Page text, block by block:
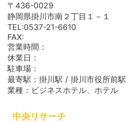
〒436-0029
静岡県掛川市南２丁目１－１
TEL:0537-21-6610
FAX:
営業時間：
休業日：
駐車場：
最寄駅：掛川駅 / 掛川市役所前駅
業種：ビジネスホテル、ホテル
中央リサーチ